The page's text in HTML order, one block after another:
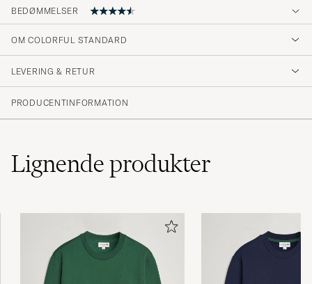
BEDØMMELSER
4.3
(102)
(4)
Perfekt i storlek. Köp large för lite mer
avslappnad känsla.
DANIEL K KØBTE PÅ CAREOFCARL.SE
OM COLORFUL STANDARD
LEVERING & RETUR
PRODUCENTINFORMATION
Lignendeprodukter